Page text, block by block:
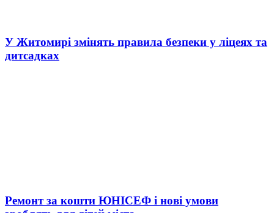
У Житомирі змінять правила безпеки у ліцеях та
дитсадках
Ремонт за кошти ЮНІСЕФ і нові умови